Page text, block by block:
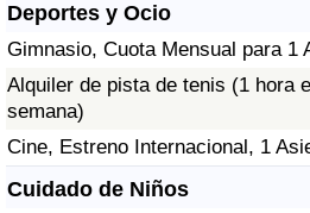
Deportes y Ocio
Gimnasio, Cuota Mensual para 1
Alquiler de pista de tenis (1 hora
semana)
Cine, Estreno Internacional, 1
Cuidado de Niños